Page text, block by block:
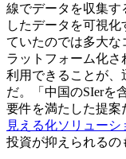
線でデータを収集す
したデータを可視
ていたのでは多大な
ラットフォーム化さ
利用できることが、
だ。「中国のSIerを
要件を満たした提
見える化ソリューシ
投資が抑えられるの